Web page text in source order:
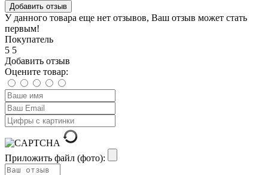
Добавить отзыв
У данного товара еще нет отзывов, Ваш отзыв может стать
первым!
Покупатель
5 5
Добавить отзыв
Оцените товар:
Приложить файл (фото):